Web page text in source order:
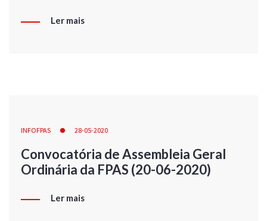
Ler mais
INFOFPAS 28-05-2020
Convocatória de Assembleia Geral
Ordinária da FPAS (20-06-2020)
Ler mais